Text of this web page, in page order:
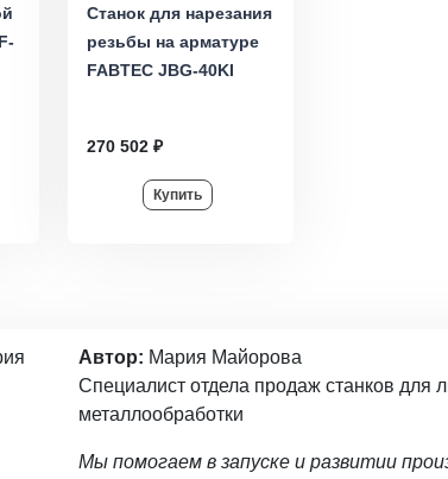
Станок для нарезания
резьбы на арматуре
FABTEC JBG-40KI
270 502 ₽
Купить
Автор: Мария Майорова
Специалист отдела продаж станков для
металлообработки
Мы помогаем в запуске и развитии